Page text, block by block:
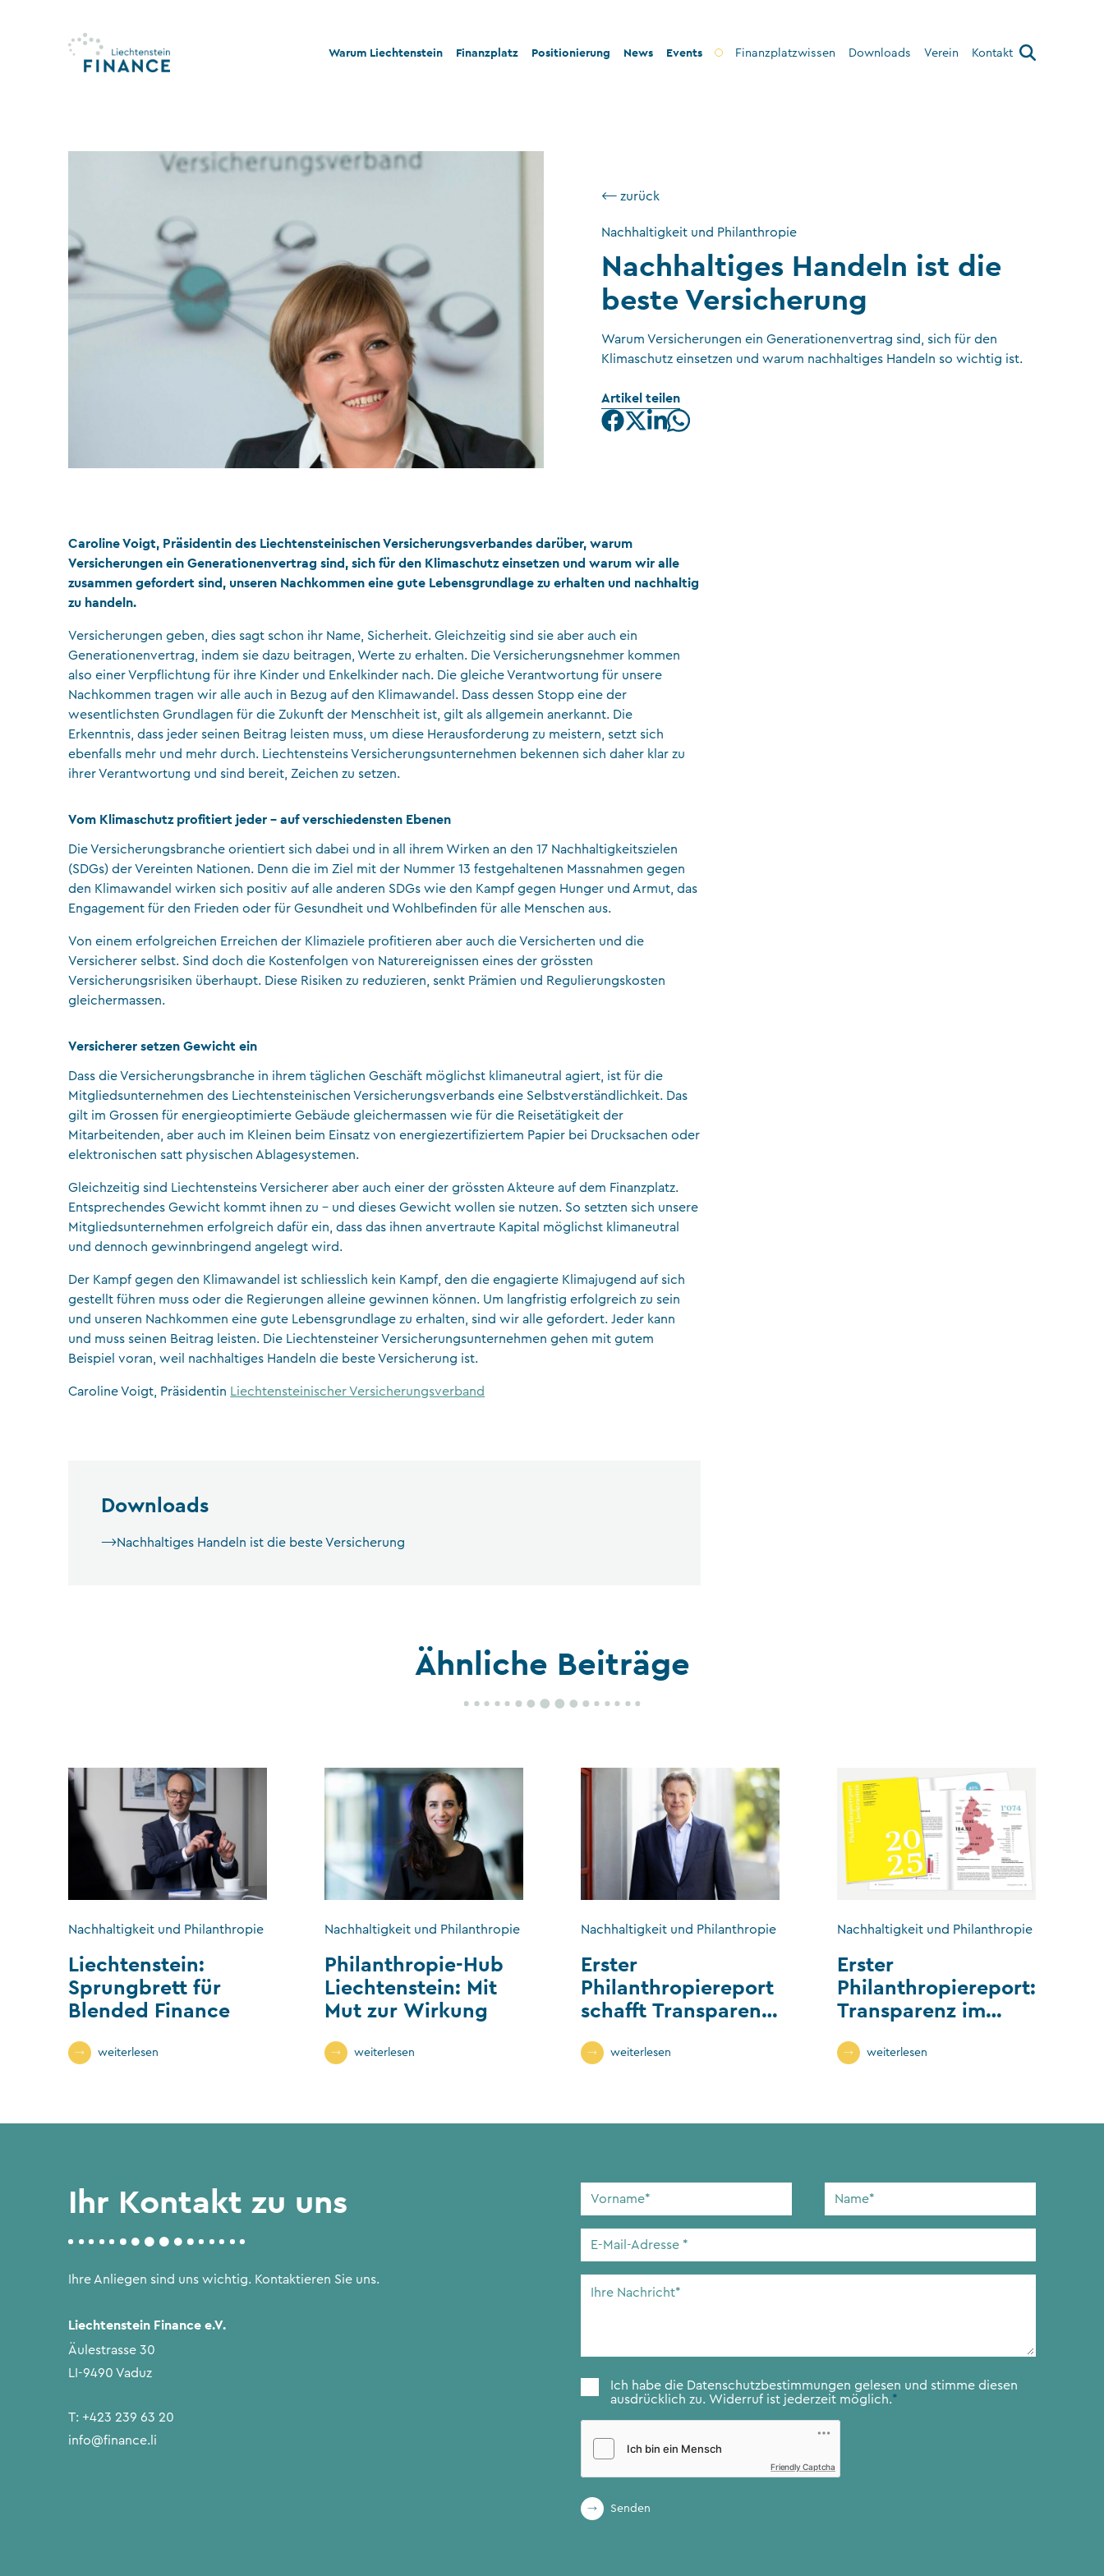
Warum Liechtenstein
Stabilität und Rechtssicherheit
Finanzplatz
Treuhandsektor
Gemeinnützige Stiftungen und Trusts
Wirtschaftsprüfung
VT-Dienstleistungen
Versicherungsvermittler
Rechtsanwälte
Positionierung
Stabilität und Sicherheit
News Events Finanzplatzwissen Downloads Verein Kontakt
⟵ zurück
Nachhaltigkeit und Philanthropie
Nachhaltiges Handeln ist die
beste Versicherung
Warum Versicherungen ein Generationenvertrag sind, sich für den
Klimaschutz einsetzen und warum nachhaltiges Handeln so wichtig ist.
Artikel teilen
Caroline Voigt, Präsidentin des Liechtensteinischen Versicherungsverbandes darüber, warum
Versicherungen ein Generationenvertrag sind, sich für den Klimaschutz einsetzen und warum wir alle
zusammen gefordert sind, unseren Nachkommen eine gute Lebensgrundlage zu erhalten und nachhaltig
zu handeln.
Versicherungen geben, dies sagt schon ihr Name, Sicherheit. Gleichzeitig sind sie aber auch ein
Generationenvertrag, indem sie dazu beitragen, Werte zu erhalten. Die Versicherungsnehmer kommen
also einer Verpflichtung für ihre Kinder und Enkelkinder nach. Die gleiche Verantwortung für unsere
Nachkommen tragen wir alle auch in Bezug auf den Klimawandel. Dass dessen Stopp eine der
wesentlichsten Grundlagen für die Zukunft der Menschheit ist, gilt als allgemein anerkannt. Die
Erkenntnis, dass jeder seinen Beitrag leisten muss, um diese Herausforderung zu meistern, setzt sich
ebenfalls mehr und mehr durch. Liechtensteins Versicherungsunternehmen bekennen sich daher klar zu
ihrer Verantwortung und sind bereit, Zeichen zu setzen.
Vom Klimaschutz profitiert jeder – auf verschiedensten Ebenen
Die Versicherungsbranche orientiert sich dabei und in all ihrem Wirken an den 17 Nachhaltigkeitszielen
(SDGs) der Vereinten Nationen. Denn die im Ziel mit der Nummer 13 festgehaltenen Massnahmen gegen
den Klimawandel wirken sich positiv auf alle anderen SDGs wie den Kampf gegen Hunger und Armut, das
Engagement für den Frieden oder für Gesundheit und Wohlbefinden für alle Menschen aus.
Von einem erfolgreichen Erreichen der Klimaziele profitieren aber auch die Versicherten und die
Versicherer selbst. Sind doch die Kostenfolgen von Naturereignissen eines der grössten
Versicherungsrisiken überhaupt. Diese Risiken zu reduzieren, senkt Prämien und Regulierungskosten
gleichermassen.
Versicherer setzen Gewicht ein
Dass die Versicherungsbranche in ihrem täglichen Geschäft möglichst klimaneutral agiert, ist für die
Mitgliedsunternehmen des Liechtensteinischen Versicherungsverbands eine Selbstverständlichkeit. Das
gilt im Grossen für energieoptimierte Gebäude gleichermassen wie für die Reisetätigkeit der
Mitarbeitenden, aber auch im Kleinen beim Einsatz von energiezertifiziertem Papier bei Drucksachen oder
elektronischen satt physischen Ablagesystemen.
Gleichzeitig sind Liechtensteins Versicherer aber auch einer der grössten Akteure auf dem Finanzplatz.
Entsprechendes Gewicht kommt ihnen zu – und dieses Gewicht wollen sie nutzen. So setzten sich unsere
Mitgliedsunternehmen erfolgreich dafür ein, dass das ihnen anvertraute Kapital möglichst klimaneutral
und dennoch gewinnbringend angelegt wird.
Der Kampf gegen den Klimawandel ist schliesslich kein Kampf, den die engagierte Klimajugend auf sich
gestellt führen muss oder die Regierungen alleine gewinnen können. Um langfristig erfolgreich zu sein
und unseren Nachkommen eine gute Lebensgrundlage zu erhalten, sind wir alle gefordert. Jeder kann
und muss seinen Beitrag leisten. Die Liechtensteiner Versicherungsunternehmen gehen mit gutem
Beispiel voran, weil nachhaltiges Handeln die beste Versicherung ist.
Caroline Voigt, Präsidentin Liechtensteinischer Versicherungsverband
Downloads
Nachhaltiges Handeln ist die beste Versicherung
Ähnliche Beiträge
Nachhaltigkeit und Philanthropie
Liechtenstein:
Sprungbrett für
Blended Finance
weiterlesen
Nachhaltigkeit und Philanthropie
Philanthropie-Hub
Liechtenstein: Mit
Mut zur Wirkung
weiterlesen
Nachhaltigkeit und Philanthropie
Erster
Philanthropiereport
schafft Transparenz
weiterlesen
Nachhaltigkeit und Philanthropie
Erster
Philanthropiereport:
Transparenz im
Vereinswesen
weiterlesen
Ihr Kontakt zu uns
Ihre Anliegen sind uns wichtig. Kontaktieren Sie uns.
Liechtenstein Finance e.V.
Äulestrasse 30
LI-9490 Vaduz
T: +423 239 63 20
info@finance.li
Vorname Name
E-
Adresse*
Zustimmung*
Ich habe die Datenschutzbestimmungen gelesen und stimme diesen
ausdrücklich zu. Widerruf ist jederzeit möglich.*
Friendly Captcha
Senden